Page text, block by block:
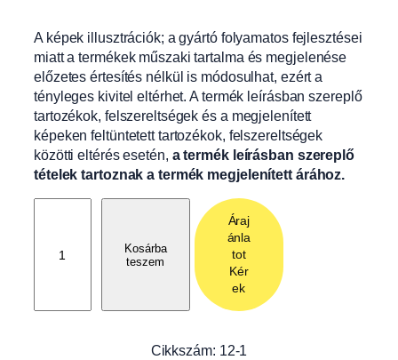
A képek illusztrációk; a gyártó folyamatos fejlesztései
miatt a termékek műszaki tartalma és megjelenése
előzetes értesítés nélkül is módosulhat, ezért a
tényleges kivitel eltérhet. A termék leírásban szereplő
tartozékok, felszereltségek és a megjelenített
képeken feltüntetett tartozékok, felszereltségek
közötti eltérés esetén, a termék leírásban szereplő
tételek tartoznak a termék megjelenített árához.
Kosárba
teszem
Áraj
ánla
tot
Kér
ek
Cikkszám: 12-1